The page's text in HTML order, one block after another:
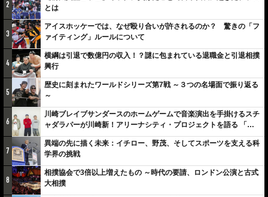
2
とは
3
アイスホッケーでは、なぜ殴り合いが許されるのか？ 驚きの「フ
ァイティング」ルールについて
4
横綱は引退で数億円の収入！？謎に包まれている退職金と引退相撲
興行
5
歴史に刻まれたワールドシリーズ第7戦 ～３つの名場面で振り返る
～
6
川崎ブレイブサンダースのホームゲームで音楽演出を手掛けるスチ
ャダラパーが川崎新！アリーナシティ・プロジェクトを語る 「楽
しみでしかないでしょ。川崎は、ずっと成長曲線だから」
7
異端の先に描く未来：イチロー、野茂、そしてスポーツを支える科
学界の挑戦
8
相撲協会で3倍以上増えたもの ～時代の要請、ロンドン公演と古式
大相撲